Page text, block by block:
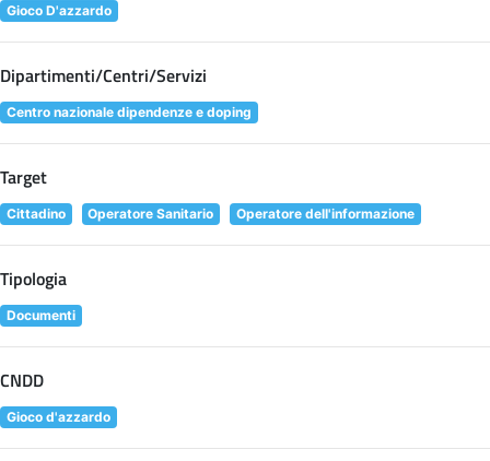
Gioco D'azzardo
Dipartimenti/Centri/Servizi
Centro nazionale dipendenze e doping
Target
Cittadino Operatore Sanitario Operatore dell'informazione
Tipologia
Documenti
CNDD
Gioco d'azzardo